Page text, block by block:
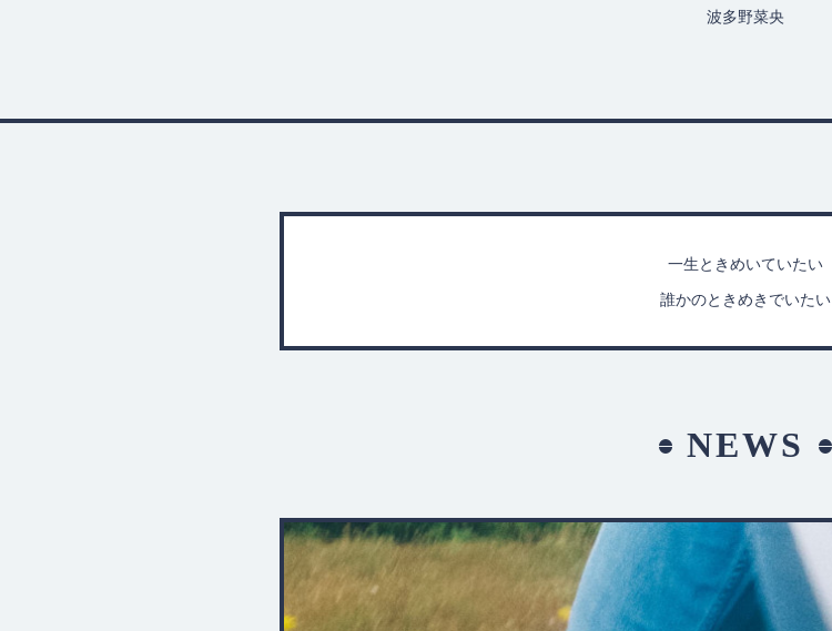
波多野菜央
一生ときめいていたい
誰かのときめきでいたい
NEWS